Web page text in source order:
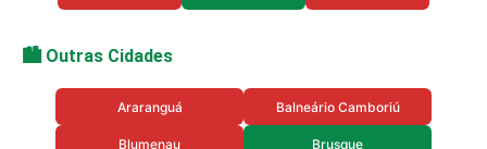
🏙️ Outras Cidades
Araranguá Balneário Camboriú
Blumenau Brusque